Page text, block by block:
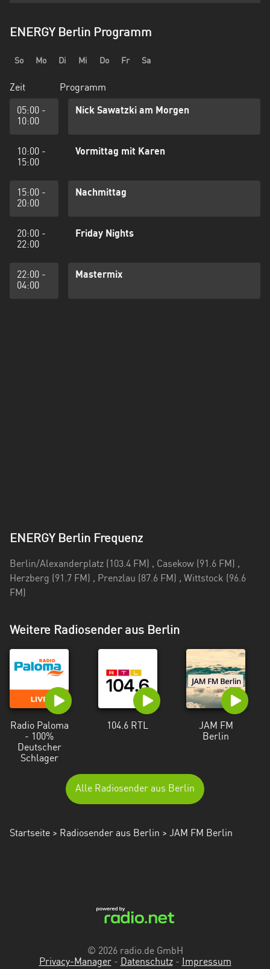
ENERGY Berlin Programm
So Mo Di Mi Do Fr Sa
Zeit Programm
05:00 -
10:00
Nick Sawatzki am Morgen
10:00 -
15:00
Vormittag mit Karen
15:00 -
20:00
Nachmittag
20:00 -
22:00
Friday Nights
22:00 -
04:00
Mastermix
ENERGY Berlin Frequenz
Berlin/Alexanderplatz (103.4 FM) , Casekow (91.6 FM) ,
Herzberg (91.7 FM) , Prenzlau (87.6 FM) , Wittstock (96.6
FM)
Weitere Radiosender aus Berlin
Radio Paloma
- 100%
Deutscher
Schlager
104.6 RTL
JAM FM
Berlin
Alle Radiosender aus Berlin
Startseite > Radiosender aus Berlin > JAM FM Berlin
© 2026 radio.de GmbH
Privacy-Manager- Datenschutz- Impressum